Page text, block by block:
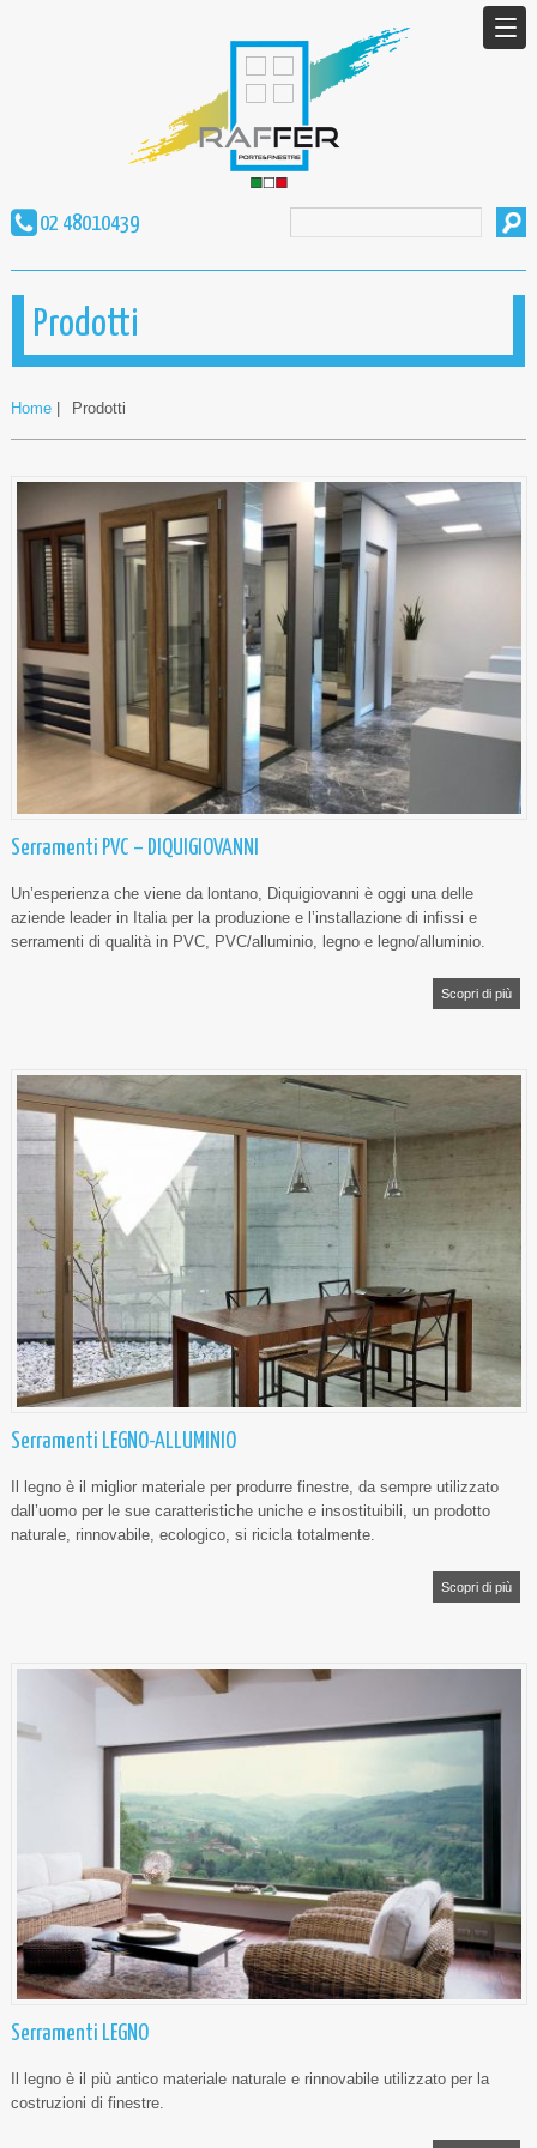
02 48010439
Prodotti
Home Prodotti
Serramenti PVC – DIQUIGIOVANNI
Un’esperienza che viene da lontano, Diquigiovanni è oggi una delle
aziende leader in Italia per la produzione e l’installazione di infissi e
serramenti di qualità in PVC, PVC/alluminio, legno e legno/alluminio.
Scopri di più
Serramenti LEGNO-ALLUMINIO
Il legno è il miglior materiale per produrre finestre, da sempre utilizzato
dall’uomo per le sue caratteristiche uniche e insostituibili, un prodotto
naturale, rinnovabile, ecologico, si ricicla totalmente.
Scopri di più
Serramenti LEGNO
Il legno è il più antico materiale naturale e rinnovabile utilizzato per la
costruzioni di finestre.